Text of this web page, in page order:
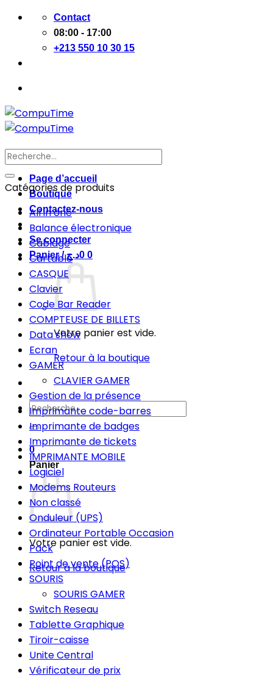
Passer
contenu
Contact
08:00 - 17:00
+213 550 10 30 15
Page d’accueil
Boutique
Contactez-nous
Se connecter
Panier /
0د.ج 0
Votre panier est vide.
Retour à la boutique
Recherche
pour :
0
Panier
Votre panier est vide.
Retour à la boutique
Recherche
pour :
Catégories de produits
All in one
Balance électronique
Cablage
Cartable
CASQUE
Clavier
Code Bar Reader
COMPTEUSE DE BILLETS
Data show
Ecran
GAMER
CLAVIER GAMER
Gestion de la présence
Imprimante code-barres
Imprimante de badges
Imprimante de tickets
IMPRIMANTE MOBILE
Logiciel
Modems Routeurs
Non classé
Onduleur (UPS)
Ordinateur Portable Occasion
Pack
Point de vente (POS)
SOURIS
SOURIS GAMER
Switch Reseau
Tablette Graphique
Tiroir-caisse
Unite Central
Vérificateur de prix